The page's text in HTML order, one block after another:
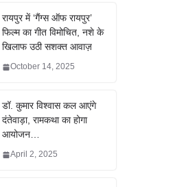
रायपुर में ‘गैंग्स ऑफ रायपुर’
फिल्म का गीत विमोचित, नशे के
खिलाफ उठी सशक्त आवाज़
October 14, 2025
डॉ. कुमार विश्वास कल आएंगे
दंतेवाड़ा, रामकथा का होगा
आयोजन…
April 2, 2025